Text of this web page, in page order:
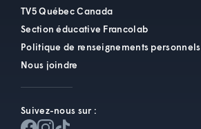
TV5 Québec Canada
Section éducative Francolab
Politique de renseignements personnels
Nous joindre
Suivez-nous sur :